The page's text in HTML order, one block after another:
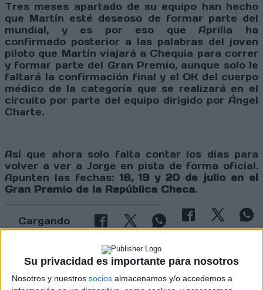
Su privacidad es importante para nosotros
Nosotros y nuestros socios almacenamos y/o accedemos a
Tres meses apartado de su equipo han hecho
que Martín esté deseoso de formar parte del
mundial, y es por eso que Aprilia ha
confirmado posterior a las palabras del joven
piloto que Martín viajará a Chequia para correr
y formar parte del Gran Premio, aunque solo le
faltará la confirmación final y el OK del cuerpo
médico de la categoría que se realizará en el
circuito por parte del equipo dirigido por Ángel
Charte.
Así que ahora solo falta contar los días para
volver a ver a Jorge en pista de forma oficial.
Apunten las fechas: 18, 19 y 20 de julio en el
Gran Premio de la República Checa.
Cargando
nueva noticia
No hay más noticias en esta categoría.